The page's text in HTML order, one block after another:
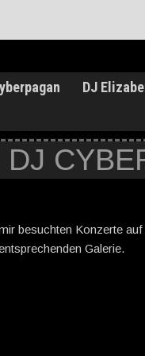
DJ
DJ
besuchten Konzerte
Galerie.